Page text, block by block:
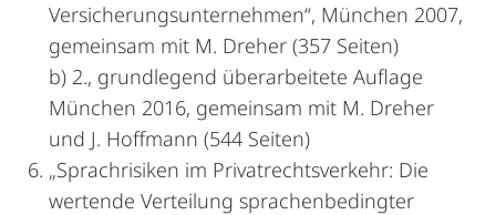
Versicherungsunternehmen“, München 2007,
gemeinsam mit M. Dreher (357 Seiten)
b) 2., grundlegend überarbeitete Auflage
München 2016, gemeinsam mit M. Dreher
und J. Hoffmann (544 Seiten)
„Sprachrisiken im Privatrechtsverkehr: Die
wertende Verteilung sprachenbedingter